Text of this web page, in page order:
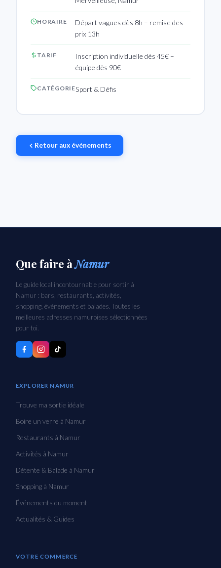
HORAIRE
Départ vagues dès 8h – remise des
prix 13h
TARIF
Inscription individuelle dès 45€ –
équipe dès 90€
CATÉGORIESport & Défis
Retour aux événements
Que faire àNamur
Le guide local incontournable pour sortir à
Namur : bars, restaurants, activités,
shopping, événements et balades. Toutes les
meilleures adresses namuroises sélectionnées
pour toi.
EXPLORER NAMUR
Trouve ma sortie idéale
Boire un verre à Namur
Restaurants à Namur
Activités à Namur
Détente & Balade à Namur
Shopping à Namur
Événements du moment
Actualités & Guides
VOTRE COMMERCE